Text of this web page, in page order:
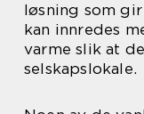
løsning som
kan innredes
varme slik at
selskapslokale.